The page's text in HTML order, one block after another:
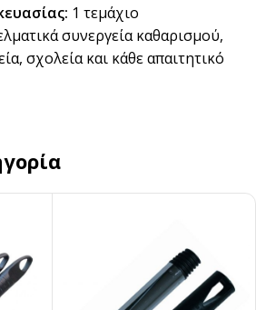
1 τεμάχιο
συνεργεία καθαρισμού,
σχολεία και κάθε απαιτητικό